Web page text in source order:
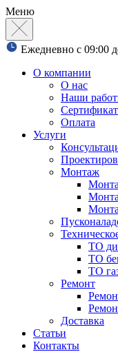
Меню
Ежедневно с 09:00
О компании
О нас
Наши
Оплата
Услуги
Монтаж
ТО
ТО
ТО
Ремонт
Доставка
Статьи
Контакты